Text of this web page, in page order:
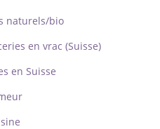
naturels/bio
en vrac (Suisse)
en Suisse